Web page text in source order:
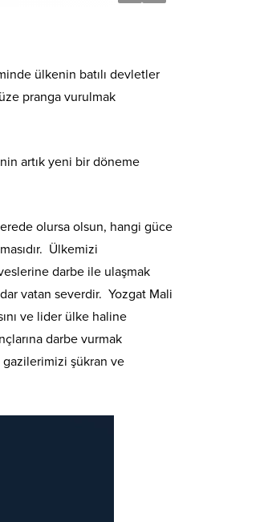
ülkenin batılı devletler
pranga vurulmak
artık yeni bir döneme
olursa olsun, hangi güce
Ülkemizi
darbe ile ulaşmak
vatan severdir. Yozgat Mali
ve lider ülke haline
darbe vurmak
gazilerimizi şükran ve